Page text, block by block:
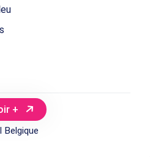
+
Belgique